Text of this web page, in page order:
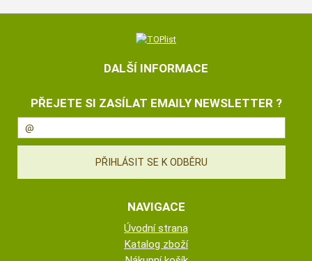
DALŠÍ INFORMACE
PŘEJETE SI ZASÍLAT EMAILY NEWSLETTER ?
NAVIGACE
Úvodní strana
Katalog zboží